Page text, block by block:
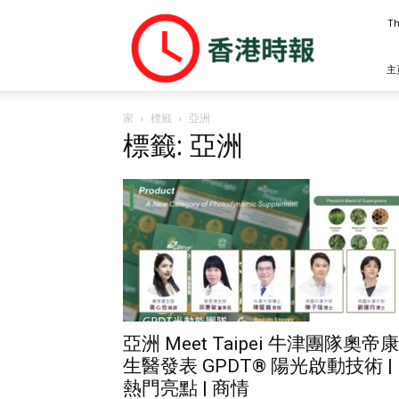
港
時
主
家 標籤 亞洲
標籤: 亞洲
亞洲 Meet Taipei 牛津團隊奧帝康
生醫發表 GPDT® 陽光啟動技術 |
熱門亮點 | 商情